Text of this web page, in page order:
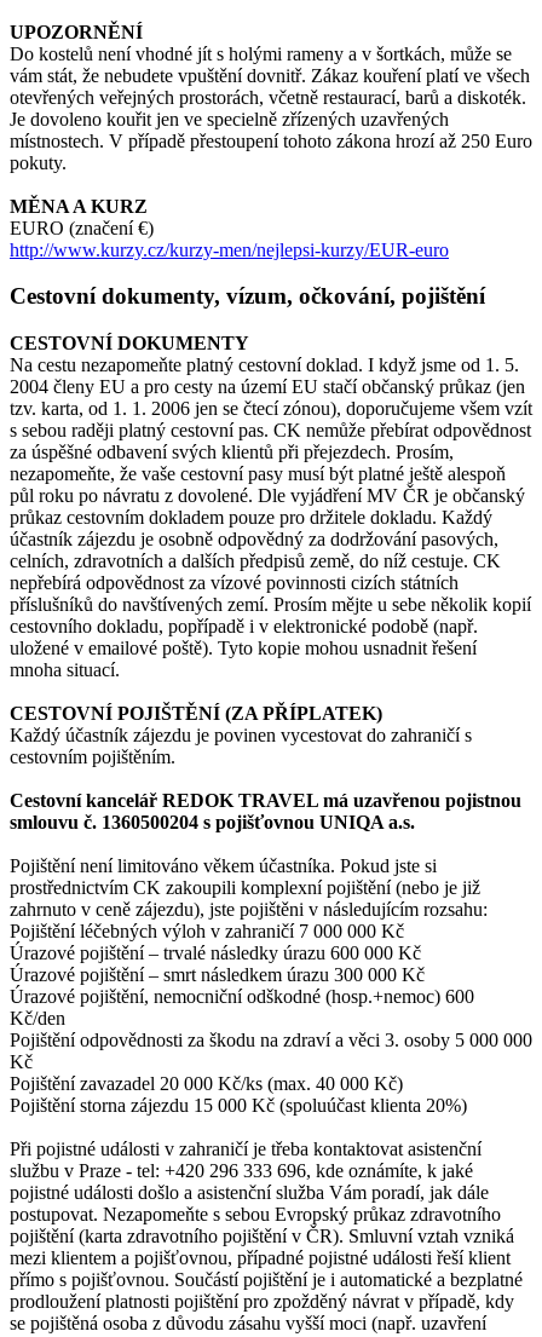
UPOZORNĚNÍ
Do kostelů není vhodné jít s holými rameny a v šortkách, může se
vám stát, že nebudete vpuštění dovnitř. Zákaz kouření platí ve všech
otevřených veřejných prostorách, včetně restaurací, barů a diskoték.
Je dovoleno kouřit jen ve specielně zřízených uzavřených
místnostech. V případě přestoupení tohoto zákona hrozí až 250 Euro
pokuty.
MĚNA A KURZ
EURO (značení €)
http://www.kurzy.cz/kurzy-men/nejlepsi-kurzy/EUR-euro
Cestovní dokumenty, vízum, očkování, pojištění
CESTOVNÍ DOKUMENTY
Na cestu nezapomeňte platný cestovní doklad. I když jsme od 1. 5.
2004 členy EU a pro cesty na území EU stačí občanský průkaz (jen
tzv. karta, od 1. 1. 2006 jen se čtecí zónou), doporučujeme všem vzít
s sebou raději platný cestovní pas. CK nemůže přebírat odpovědnost
za úspěšné odbavení svých klientů při přejezdech. Prosím,
nezapomeňte, že vaše cestovní pasy musí být platné ještě alespoň
půl roku po návratu z dovolené. Dle vyjádření MV ČR je občanský
průkaz cestovním dokladem pouze pro držitele dokladu. Každý
účastník zájezdu je osobně odpovědný za dodržování pasových,
celních, zdravotních a dalších předpisů země, do níž cestuje. CK
nepřebírá odpovědnost za vízové povinnosti cizích státních
příslušníků do navštívených zemí. Prosím mějte u sebe několik kopií
cestovního dokladu, popřípadě i v elektronické podobě (např.
uložené v emailové poště). Tyto kopie mohou usnadnit řešení
mnoha situací.
CESTOVNÍ POJIŠTĚNÍ (ZA PŘÍPLATEK)
Každý účastník zájezdu je povinen vycestovat do zahraničí s
cestovním pojištěním.
Cestovní kancelář REDOK TRAVEL má uzavřenou pojistnou
smlouvu č. 1360500204 s pojišťovnou UNIQA a.s.
Pojištění není limitováno věkem účastníka. Pokud jste si
prostřednictvím CK zakoupili komplexní pojištění (nebo je již
zahrnuto v ceně zájezdu), jste pojištěni v následujícím rozsahu:
Pojištění léčebných výloh v zahraničí 7 000 000 Kč
Úrazové pojištění – trvalé následky úrazu 600 000 Kč
Úrazové pojištění – smrt následkem úrazu 300 000 Kč
Úrazové pojištění, nemocniční odškodné (hosp.+nemoc) 600
Kč/den
Pojištění odpovědnosti za škodu na zdraví a věci 3. osoby 5 000 000
Kč
Pojištění zavazadel 20 000 Kč/ks (max. 40 000 Kč)
Pojištění storna zájezdu 15 000 Kč (spoluúčast klienta 20%)
Při pojistné události v zahraničí je třeba kontaktovat asistenční
službu v Praze - tel: +420 296 333 696, kde oznámíte, k jaké
pojistné události došlo a asistenční služba Vám poradí, jak dále
postupovat. Nezapomeňte s sebou Evropský průkaz zdravotního
pojištění (karta zdravotního pojištění v ČR). Smluvní vztah vzniká
mezi klientem a pojišťovnou, případné pojistné události řeší klient
přímo s pojišťovnou. Součástí pojištění je i automatické a bezplatné
prodloužení platnosti pojištění pro zpožděný návrat v případě, kdy
se pojištěná osoba z důvodu zásahu vyšší moci (např. uzavření